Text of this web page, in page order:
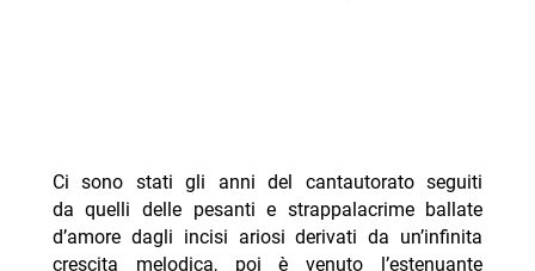
Ci sono stati gli anni del cantautorato seguiti
da quelli delle pesanti e strappalacrime ballate
d’amore dagli incisi ariosi derivati da un’infinita
crescita melodica, poi è venuto l’estenuante